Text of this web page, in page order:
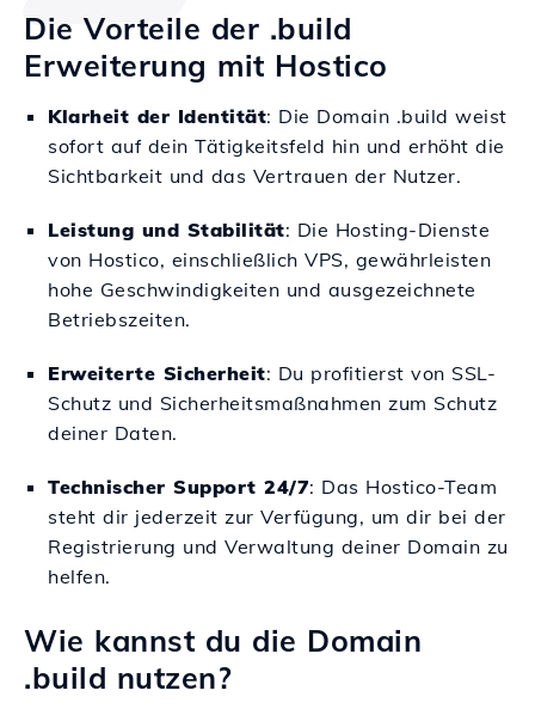
Die Vorteile der .build
Erweiterung mit Hostico
Klarheit der Identität: Die Domain .build weist
sofort auf dein Tätigkeitsfeld hin und erhöht die
Sichtbarkeit und das Vertrauen der Nutzer.
Leistung und Stabilität: Die Hosting-Dienste
von Hostico, einschließlich VPS, gewährleisten
hohe Geschwindigkeiten und ausgezeichnete
Betriebszeiten.
Erweiterte Sicherheit: Du profitierst von SSL-
Schutz und Sicherheitsmaßnahmen zum Schutz
deiner Daten.
Technischer Support 24/7: Das Hostico-Team
steht dir jederzeit zur Verfügung, um dir bei der
Registrierung und Verwaltung deiner Domain zu
helfen.
Wie kannst du die Domain
.build nutzen?